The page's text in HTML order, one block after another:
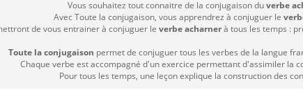
Vous souhaitez tout connaitre de la conjugaison duverbe
Avec Toute la conjugaison, vous apprendrez à conjuguer le
de vous entrainer à conjuguer le verbe acharnerà tous les temps :
Toute la conjugaison permet de conjuguer tous les verbes de la langue
Chaque verbe est accompagné d'un exercice permettant d'assimiler la
Pour tous les temps, une leçon explique la construction des